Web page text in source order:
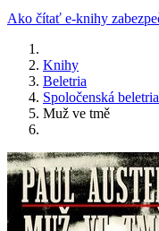
Ako čítať e-knihy
Knihy
Beletria
Spoločenská beletria
Muž ve tmě